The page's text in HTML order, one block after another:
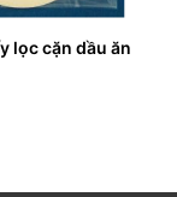
lọc cặn dầu ăn